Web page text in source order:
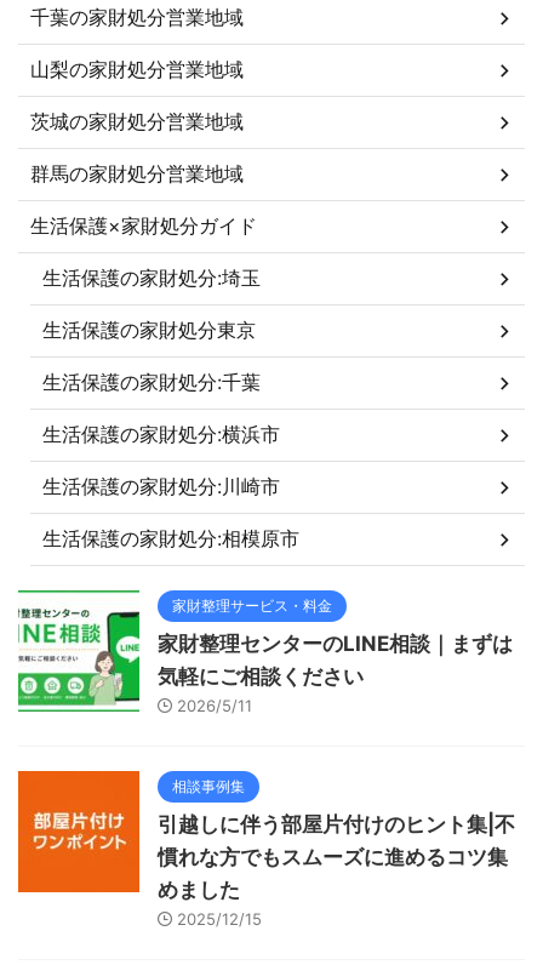
千葉の家財処分営業地域
山梨の家財処分営業地域
茨城の家財処分営業地域
群馬の家財処分営業地域
生活保護×家財処分ガイド
生活保護の家財処分:埼玉
生活保護の家財処分東京
生活保護の家財処分:千葉
生活保護の家財処分:横浜市
生活保護の家財処分:川崎市
生活保護の家財処分:相模原市
家財整理サービス・料金
家財整理センターのLINE相談｜まずは
気軽にご相談ください
2026/5/11
相談事例集
引越しに伴う部屋片付けのヒント集|不
慣れな方でもスムーズに進めるコツ集
めました
2025/12/15